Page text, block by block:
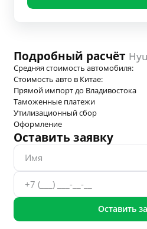
Подробный расчёт
Средняя стоимость автомобиля:
Стоимость авто в Китае:
Прямой импорт до Владивостока
Таможенные платежи
Утилизационный сбор
Оформление
Оставить заявку
Оставить